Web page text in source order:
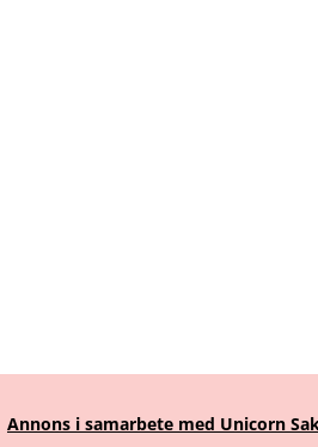
Annons i samarbete med Unicorn